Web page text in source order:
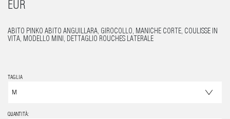
EUR
ABITO PINKO ABITO ANGUILLARA, GIROCOLLO, MANICHE CORTE, COULISSE IN
VITA, MODELLO MINI, DETTAGLIO ROUCHES LATERALE
TAGLIA
QUANTITÀ: